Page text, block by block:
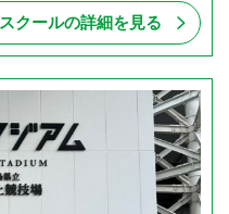
スクールの詳細を見る